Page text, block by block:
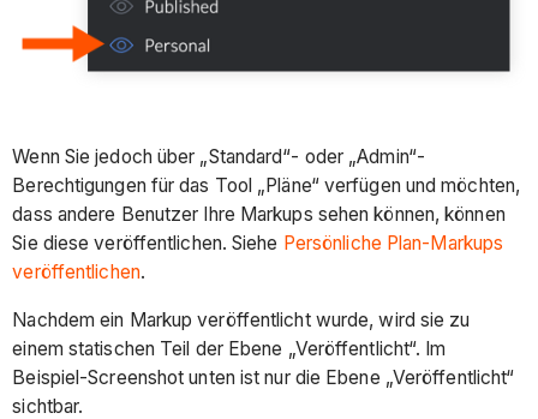
Wenn Sie jedoch über „Standard“- oder „Admin“-
Berechtigungen für das Tool „Pläne“ verfügen und möchten,
dass andere Benutzer Ihre Markups sehen können, können
Sie diese veröffentlichen. Siehe Persönliche Plan-Markups
veröffentlichen.
Nachdem ein Markup veröffentlicht wurde, wird sie zu
einem statischen Teil der Ebene „Veröffentlicht“. Im
Beispiel-Screenshot unten ist nur die Ebene „Veröffentlicht“
sichtbar.